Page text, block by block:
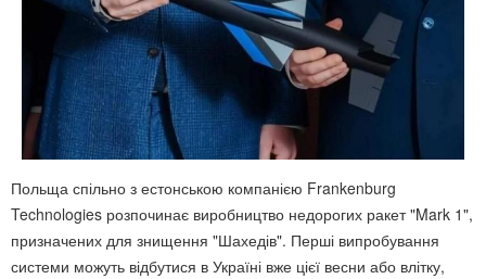
Польща спільно з естонською компанією Frankenburg
Technologies розпочинає виробництво недорогих ракет "Mark 1",
призначених для знищення "Шахедів". Перші випробування
системи можуть відбутися в Україні вже цієї весни або влітку,